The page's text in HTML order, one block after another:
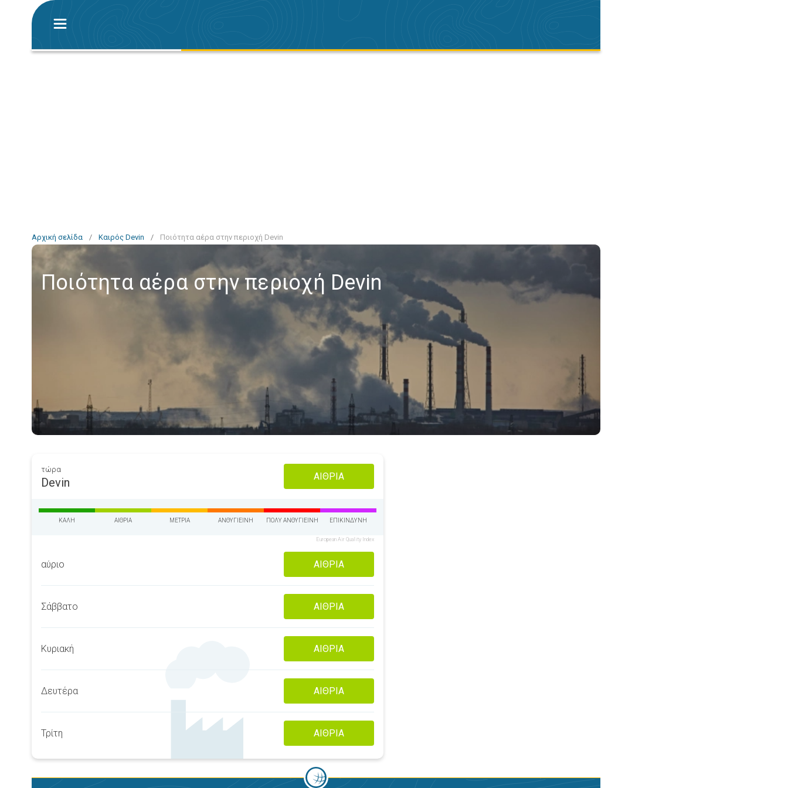
Αρχική σελίδα / Καιρός Devin / Ποιότητα αέρα στην περιοχή Devin
Ποιότητα αέρα στην περιοχή Devin
τώρα
Devin ΑΊΘΡΙΑ
ΚΑΛΉ ΑΊΘΡΙΑ ΜΈΤΡΙΑ ΑΝΘΥΓΙΕΙΝΉ ΠΟΛΎ ΑΝΘΥΓΙΕΙΝΉ ΕΠΙΚΊΝΔΥΝΗ
European Air Quality Index
αύριο ΑΊΘΡΙΑ
Σάββατο ΑΊΘΡΙΑ
Κυριακή ΑΊΘΡΙΑ
Δευτέρα ΑΊΘΡΙΑ
Τρίτη ΑΊΘΡΙΑ